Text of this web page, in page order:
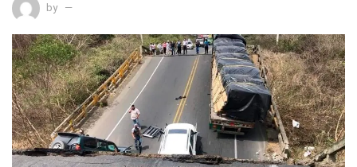
by